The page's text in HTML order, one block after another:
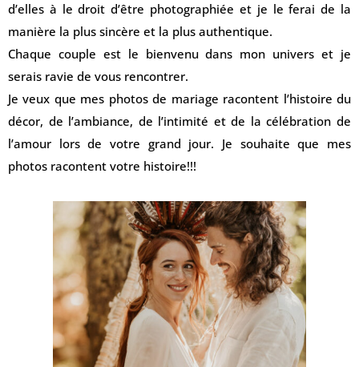
d’elles à le droit d’être photographiée et je le ferai de la
manière la plus sincère et la plus authentique.
Chaque couple est le bienvenu dans mon univers et je
serais ravie de vous rencontrer.
Je veux que mes photos de mariage racontent l’histoire du
décor, de l’ambiance, de l’intimité et de la célébration de
l’amour lors de votre grand jour. Je souhaite que mes
photos racontent votre histoire!!!